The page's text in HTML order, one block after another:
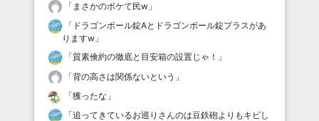
「 まさかのボケて民w 」
「 ドラゴンボール錠Aとドラゴンボール錠プラスがあ
りますw 」
「質素倹約の徹底と目安箱の設置じゃ！ 」
「背の高さは関係ないという 」
「獲ったな 」
「追ってきているお巡りさんのは豆鉄砲よりもキビし